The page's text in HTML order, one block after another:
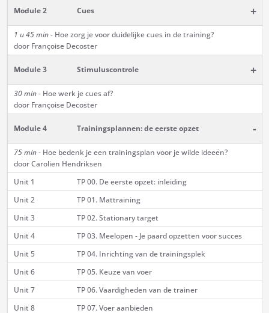
Module 2 Cues +
1 u 45 min -Hoe zorg je voor duidelijke cues in de training?
door Françoise Decoster
Module 3 Stimuluscontrole +
30 min -Hoe werk je cues af?
door Françoise Decoster
Module 4 Trainingsplannen: de eerste opzet -
75 min -Hoe bedenk je een trainingsplan voor je wilde ideeën?
door Carolien Hendriksen
Unit 1
TP 00. De eerste opzet: inleiding
Unit 2
TP 01. Mattraining
Unit 3
TP 02. Stationary target
Unit 4
TP 03. Meelopen - Je paard opzetten voor succes
Unit 5
TP 04. Inrichting van de trainingsplek
Unit 6
TP 05. Keuze van voer
Unit 7
TP 06. Vaardigheden van de trainer
Unit 8
TP 07. Voer aanbieden